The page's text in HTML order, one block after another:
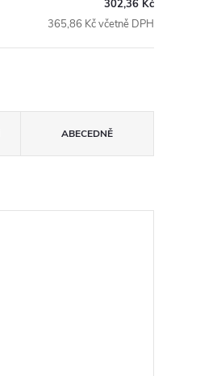
302,36 Kč
365,86 Kč včetně DPH
ABECEDNĚ